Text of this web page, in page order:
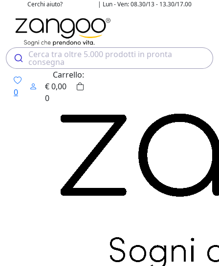
Cerchi aiuto? | Lun - Ven: 08.30/13 - 13.30/17.00
Cerca tra oltre 5.000 prodotti in pronta
consegna
0
Carrello:
€0,00
0